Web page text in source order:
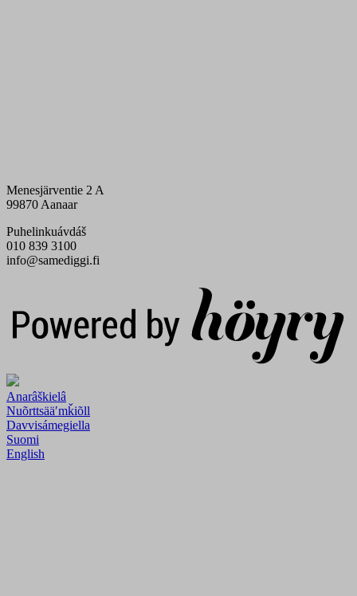
Menesjärventie 2 A
99870 Aanaar
Puhelinkuávdáš
010 839 3100
info@samediggi.fi
Anarâškielâ
Nuõrttsääʹmǩiõll
Davvisámegiella
Suomi
English